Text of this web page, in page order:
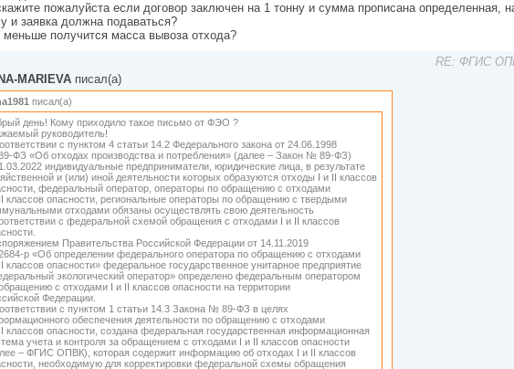
пожалуйста если договор заключен на 1 тонну и сумма прописана определенная,
и заявка должна подаваться?
меньше получится масса вывоза отхода?
RE: ФГИС
MARIEVA писал(а)
писал(а)
день! Кому приходило такое письмо от ФЭО ?
руководитель!
с пунктом 4 статьи 14.2 Федерального закона от 24.06.1998
ФЗ «Об отходах производства и потребления» (далее – Закон № 89-ФЗ)
индивидуальные предприниматели, юридические лица, в результате
и (или) иной деятельности которых образуются отходы I и II классов
федеральный оператор, операторы по обращению с отходами
классов опасности, региональные операторы по обращению с твердыми
отходами обязаны осуществлять свою деятельность
с федеральной схемой обращения с отходами I и II классов
Правительства Российской Федерации от 14.11.2019
р «Об определении федерального оператора по обращению с отходами
классов опасности» федеральное государственное унитарное предприятие
экологический оператор» определено федеральным оператором
с отходами I и II классов опасности на территории
Федерации.
с пунктом 1 статьи 14.3 Закона № 89-ФЗ в целях
обеспечения деятельности по обращению с отходами
классов опасности, создана федеральная государственная информационная
учета и контроля за обращением с отходами I и II классов опасности
– ФГИС ОПВК), которая содержит информацию об отходах I и II классов
необходимую для корректировки федеральной схемы обращения